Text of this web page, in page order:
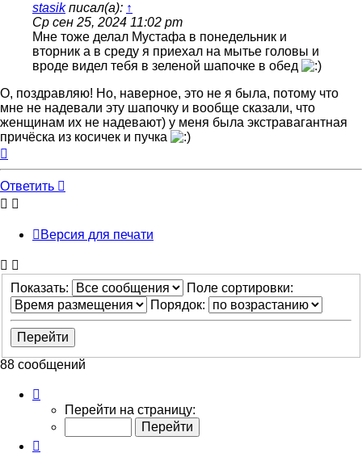
stasikписал(а): ↑
Ср сен 25, 2024 11:02 pm
Мне тоже делал Мустафа в понедельник и
вторник а в среду я приехал на мытье головы и
вроде видел тебя в зеленой шапочке в обед
О, поздравляю! Но, наверное, это не я была, потому что
мне не надевали эту шапочку и вообще сказали, что
женщинам их не надевают) у меня была экстравагантная
причёска из косичек и пучка
началу
Ответить
Версия для печати
Показать:
Поле сортировки:
Порядок:
88 сообщений
Перейти на страницу: